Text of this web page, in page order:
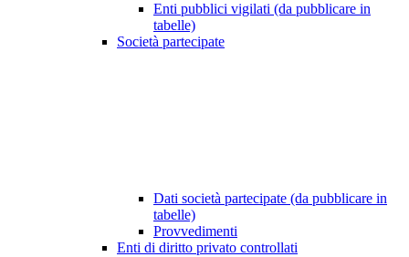
Enti pubblici vigilati (da pubblicare in
tabelle)
Società partecipate
Dati società partecipate (da pubblicare in
tabelle)
Provvedimenti
Enti di diritto privato controllati